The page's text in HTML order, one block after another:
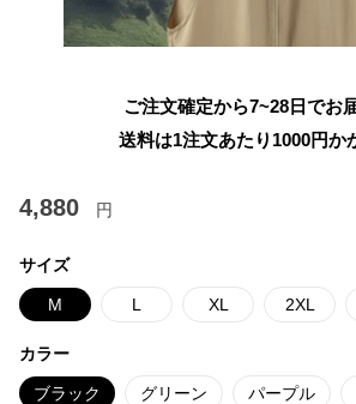
ご注文確定から7~28日でお
送料は1注文あたり 1000円か
4,880 円
サイズ
M L XL 2XL
カラー
ブラック グリーン パープル